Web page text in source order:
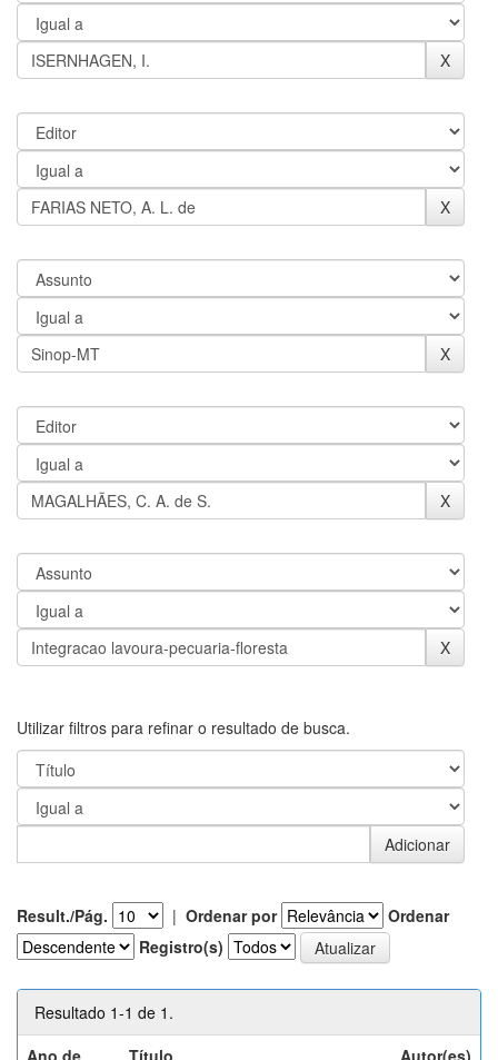
Utilizar filtros para refinar o resultado de busca.
Result./Pág. | Ordenar por
Ordenar
Registro(s)
Resultado 1-1 de 1.
Ano de
Título Autor(es)